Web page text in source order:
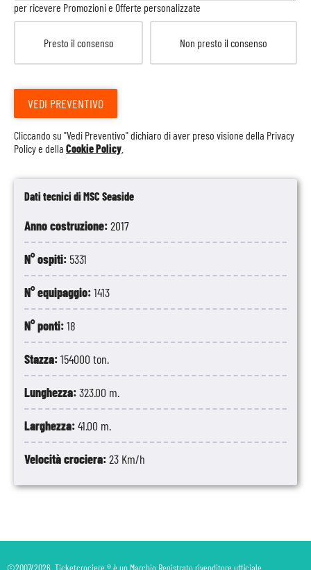
Dati tecnici di MSC Seaside
Anno costruzione:2017
N° ospiti: 5331
N° equipaggio:1413
N° ponti:18
Stazza:154000 ton.
Lunghezza:323.00 m.
Larghezza:41.00 m.
Velocità crociera:23 Km/h
per ricevere Promozioni e Offerte personalizzate
Presto il consenso Non presto il consenso
VEDI PREVENTIVO
Cliccando su "Vedi Preventivo" dichiaro di aver preso visione della Privacy
Policye della Cookie Policy
©2007/2026. Ticketcrociere ® è un Marchio Registrato rivenditore ufficiale